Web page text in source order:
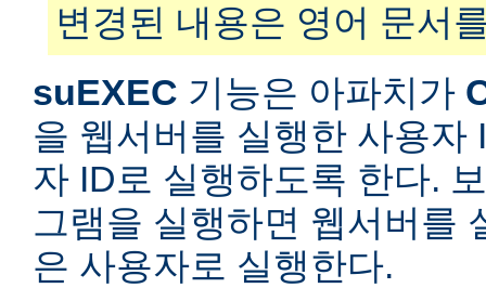
변경된 내용은 영어 문서
suEXEC 기능은 아파치가
을 웹서버를 실행한 사용자
자 ID로 실행하도록 한다.
그램을 실행하면 웹서버를
은 사용자로 실행한다.